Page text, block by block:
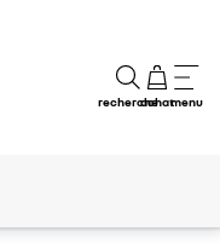
rechercheachatmenu